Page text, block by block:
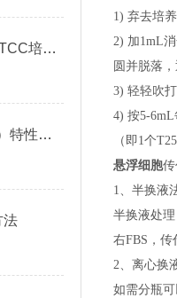
小鼠黑色素瘤高转移细胞ATCC培养与保存
HOS 细胞（人骨肉瘤细胞）特性与功能
法
1) 弃去培
2) 加1mL
圆并脱落
3) 轻轻吹
4) 按5-
（即1个
悬浮细胞
1、半换液
半换液处
右FBS，
2、离心换
如需分瓶